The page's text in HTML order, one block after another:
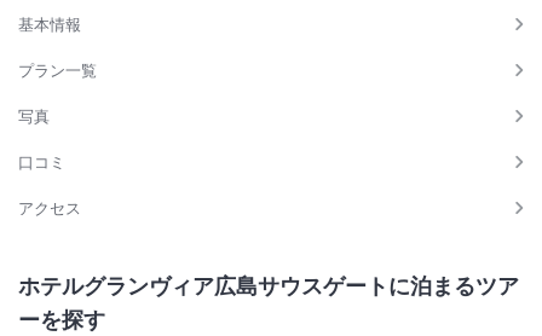
上記の二か所の駐車場がご利用いただけます。
https://www.minamoa-ekie.jp/access/
【宿泊のお客様】
14時（ホテルチェックインタイム）～翌日11時（ホテルチェックアウト
フロントにて駐車場ご利用の旨をお申しつけください。
※ホテル専用ではございませんので、予約制ではございません。
混むことが予想されますので、お時間に余裕を持ってお越しください。
基本情報
プラン一覧
写真
口コミ
アクセス
ホテルグランヴィア広島サウスゲートに泊まるツア
ーを探す